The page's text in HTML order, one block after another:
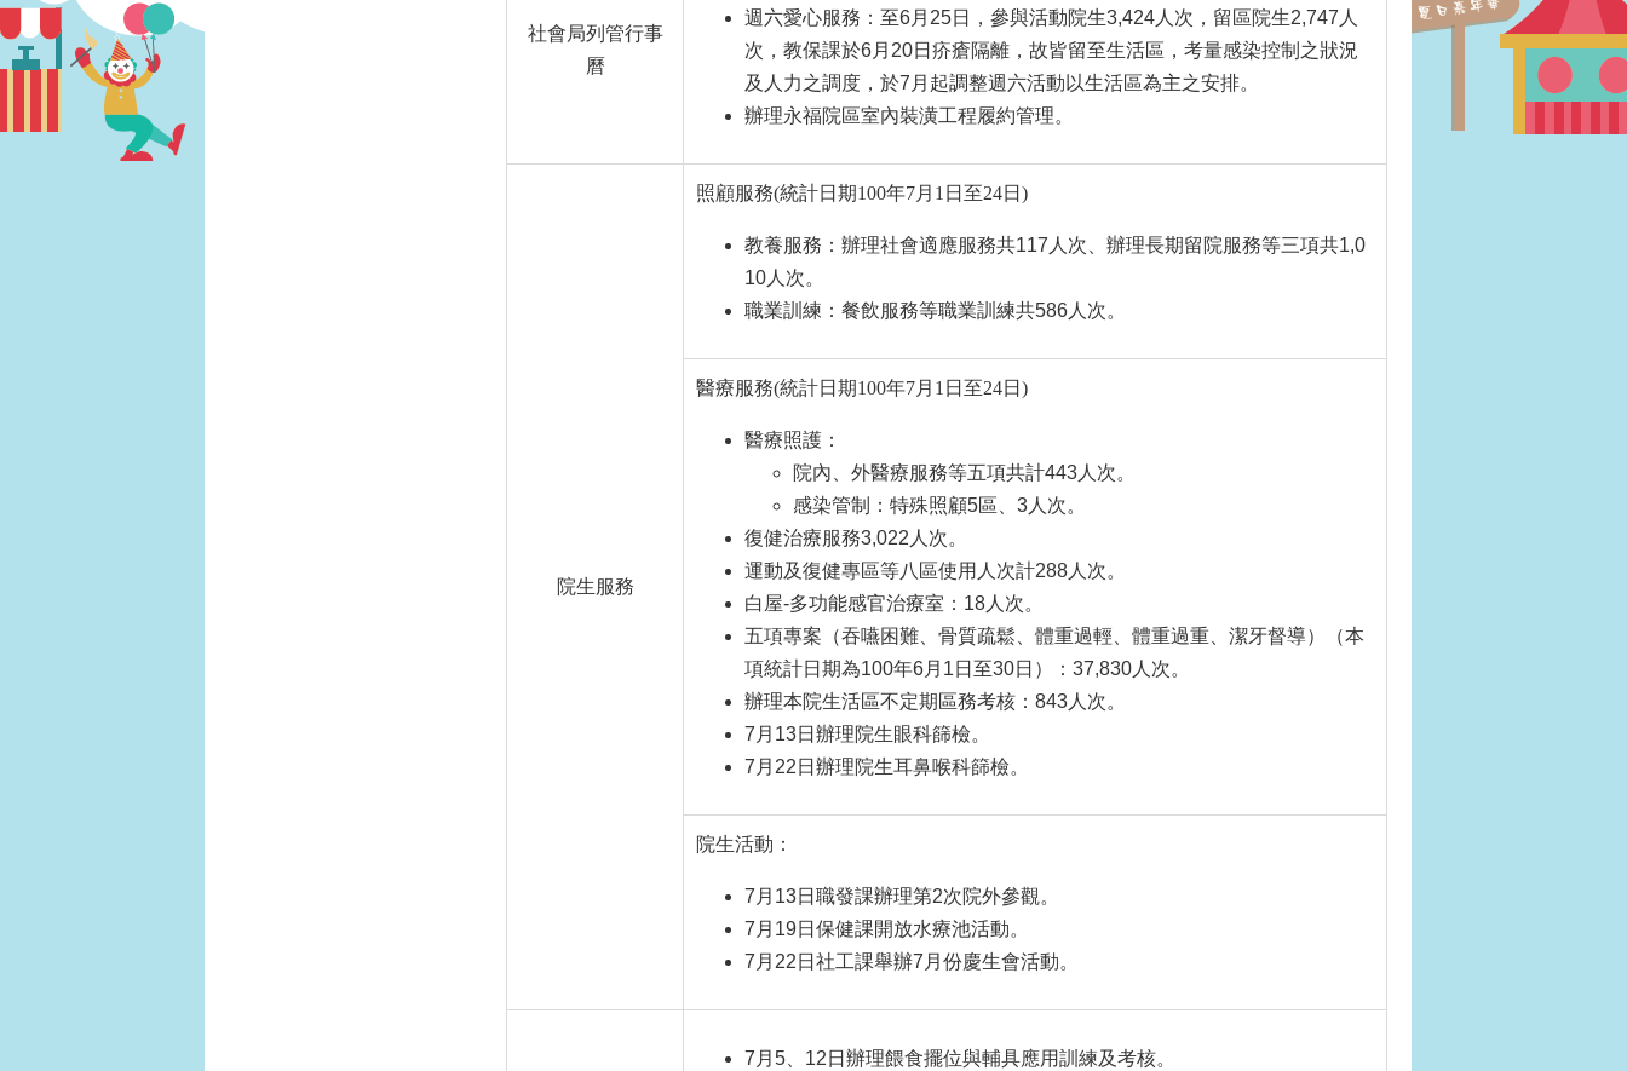
社會局列管行事
曆
週六愛心服務：至6月25日，參與活動院生3,424人次，留區院生2,747人
次，教保課於6月20日疥瘡隔離，故皆留至生活區，考量感染控制之狀況
及人力之調度，於7月起調整週六活動以生活區為主之安排。
辦理永福院區室內裝潢工程履約管理。
院生服務
照顧服務(統計日期100年7月1日至24日)
教養服務：辦理社會適應服務共117人次、辦理長期留院服務等三項共1,0
10人次。
職業訓練：餐飲服務等職業訓練共586人次。
醫療服務(統計日期100年7月1日至24日)
醫療照護：
院內、外醫療服務等五項共計443人次。
感染管制：特殊照顧5區、3人次。
復健治療服務3,022人次。
運動及復健專區等八區使用人次計288人次。
白屋-多功能感官治療室：18人次。
五項專案（吞嚥困難、骨質疏鬆、體重過輕、體重過重、潔牙督導）（本
項統計日期為100年6月1日至30日）：37,830人次。
辦理本院生活區不定期區務考核：843人次。
7月13日辦理院生眼科篩檢。
7月22日辦理院生耳鼻喉科篩檢。
院生活動：
7月13日職發課辦理第2次院外參觀。
7月19日保健課開放水療池活動。
7月22日社工課舉辦7月份慶生會活動。
7月5、12日辦理餵食擺位與輔具應用訓練及考核。